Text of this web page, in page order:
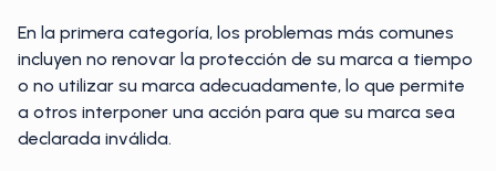
En la primera categoría, los problemas más comunes
incluyen no renovar la protección de su marca a tiempo
o no utilizar su marca adecuadamente, lo que permite
a otros interponer una acción para que su marca sea
declarada inválida.